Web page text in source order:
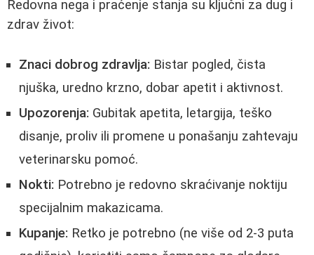
Redovna nega i praćenje stanja su ključni za dug i
zdrav život:
Znaci dobrog zdravlja: Bistar pogled, čista
njuška, uredno krzno, dobar apetit i aktivnost.
Upozorenja: Gubitak apetita, letargija, teško
disanje, proliv ili promene u ponašanju zahtevaju
veterinarsku pomoć.
Nokti: Potrebno je redovno skraćivanje noktiju
specijalnim makazicama.
Kupanje: Retko je potrebno (ne više od 2-3 puta